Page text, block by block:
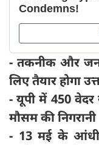
- तकनीक और
लिए तैयार होगा
- यूपी में 450
मौसम की निगरानी
- 13 मई के